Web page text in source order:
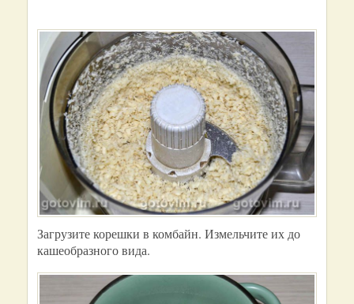
Загрузите корешки в комбайн. Измельчите их до
кашеобразного вида.